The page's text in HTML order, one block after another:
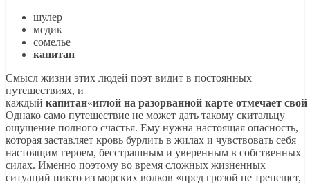
шулер
медик
сомелье
капитан
Смысл жизни этих людей поэт видит в постоянных
путешествиях, и
каждый капитан«иглой на разорванной карте отмечает свой
Однако само путешествие не может дать такому скитальцу
ощущение полного счастья. Ему нужна настоящая опасность,
которая заставляет кровь бурлить в жилах и чувствовать себя
настоящим героем, бесстрашным и уверенным в собственных
силах. Именно поэтому во время сложных жизненных
ситуаций никто из морских волков «пред грозой не трепещет,